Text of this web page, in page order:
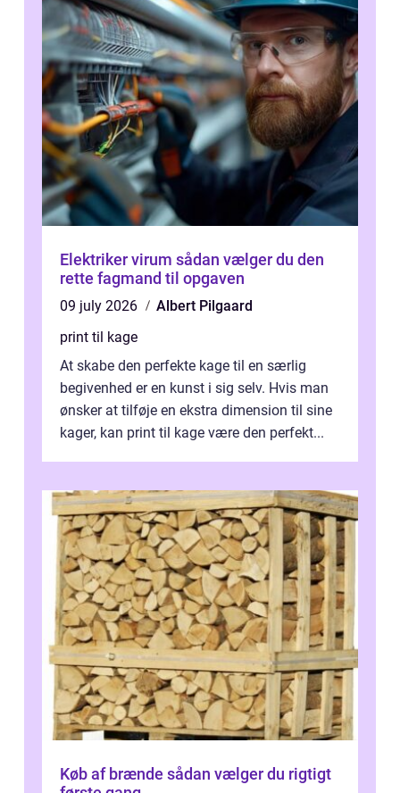
Elektriker virum sådan vælger du den
rette fagmand til opgaven
09 july 2026
Albert Pilgaard
print til kage
At skabe den perfekte kage til en særlig
begivenhed er en kunst i sig selv. Hvis man
ønsker at tilføje en ekstra dimension til sine
kager, kan print til kage være den perfekt...
Køb af brænde sådan vælger du rigtigt